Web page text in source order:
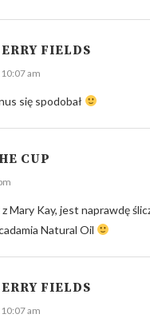
FIELDS
am
się spodobał
CUP
Mary Kay, jest naprawdę
Natural Oil
FIELDS
am